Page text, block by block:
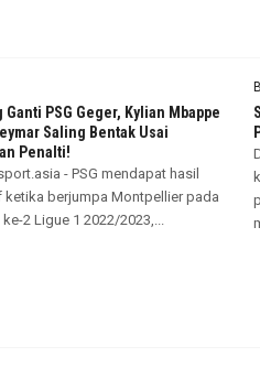
Ganti PSG Geger, Kylian Mbappe
Saling Bentak Usai
Penalti!
- PSG mendapat hasil
berjumpa Montpellier pada
2 Ligue 1 2022/2023,...